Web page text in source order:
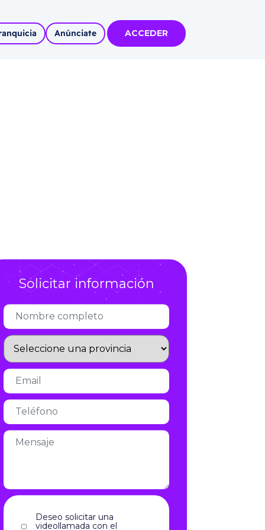
Infórmate
Anúnciate ACCEDER
Solicitar información
Deseo solicitar una
videollamada con el